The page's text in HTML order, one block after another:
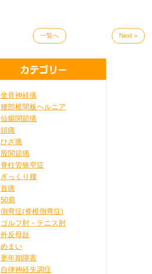
一覧へ Next »
カテゴリー
坐骨神経痛
腰部椎間板ヘルニア
仙腸関節痛
頭痛
ひざ痛
股関節痛
脊柱管狭窄症
ぎっくり腰
首痛
50肩
側弯症(脊椎側弯症)
ゴルフ肘・テニス肘
外反母趾
めまい
更年期障害
自律神経失調症